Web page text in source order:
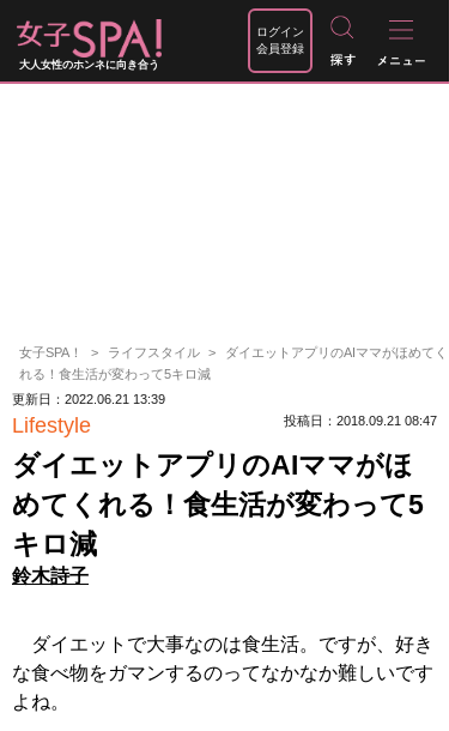
大人女性のホンネに向き合う
ログイン
会員登録
女子SPA！ ライフスタイル
ダイエットアプリのAIママがほめてく
れる！食生活が変わって5キロ減
更新日：2022.06.21 13:39
Lifestyle 投稿日：2018.09.21 08:47
ダイエットアプリのAIママがほ
めてくれる！食生活が変わって5
キロ減
鈴木詩子
ダイエットで大事なのは食生活。ですが、好き
な食べ物をガマンするのってなかなか難しいです
よね。